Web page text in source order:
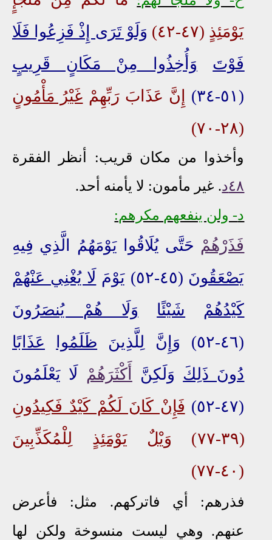
يَوْمَئِذٍ (٤٧-٤٢)
وَلَوْ تَرَى إِذْ فَزِعُوا فَلَا
فَوْتَ
وَأُخِذُوا مِنْ مَكَانٍ قَرِيبٍ
(٥١-٣٤)
إِنَّ عَذَابَ رَبِّهِمْ غَيْرُ مَأْمُونٍ
(٢٨-٧٠)
وأخذوا من مكان قريب: أنظر الفقرة
٤٨د . غير مأمون: لا يأمنه أحد.
د- ولن ينفعهم مكرهم:
فَذَرْهُمْ حَتَّى يُلَاقُوا يَوْمَهُمُ الَّذِي فِيهِ
يَصْعَقُونَ (٤٥-٥٢) يَوْمَ
لَا يُغْنِي عَنْهُمْ
كَيْدُهُمْ
شَيْئًا
وَلَا هُمْ يُنصَرُونَ
(٤٦-٥٢) وَإِنَّ لِلَّذِينَ
ظَلَمُوا
عَذَابًا
دُونَ ذَلِكَ وَلَكِنَّ أَكْثَرَهُمْ لَا يَعْلَمُونَ
(٤٧-٥٢)
فَإِنْ كَانَ لَكُمْ كَيْدٌ فَكِيدُونِ
(٣٩-٧٧)
وَيْلٌ يَوْمَئِذٍ لِلْمُكَذِّبِينَ
(٤٠-٧٧)
فذرهم: أي فاتركهم. مثل: فأعرض
عنهم. وهي ليست منسوخة ولكن لها